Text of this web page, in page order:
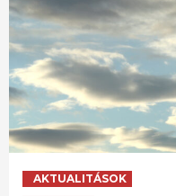
AKTUALITÁSOK